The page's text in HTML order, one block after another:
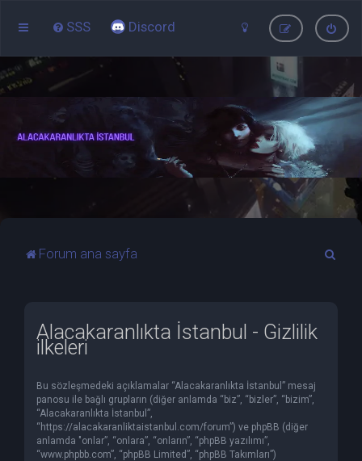
SSS Discord
Forum ana sayfa
Alacakaranlıkta İstanbul - Gizlilik
ilkeleri
Bu sözleşmedeki açıklamalar “Alacakaranlıkta İstanbul” mesaj
panosu ile bağlı grupların (diğer anlamda “biz”, “bizler”, “bizim”,
“Alacakaranlıkta İstanbul”,
“https://alacakaranliktaistanbul.com/forum”) ve phpBB (diğer
anlamda "onlar”, “onlara”, “onların”, “phpBB yazılımı”,
“www.phpbb.com”, “phpBB Limited”, “phpBB Takımları”)